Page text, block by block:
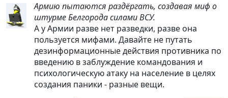
Армию пытаются раздёргать, создавая миф о
штурме Белгорода силами ВСУ.
А у Армии разве нет разведки, разве она
пользуется мифами. Давайте не путать
дезинформационные действия противника по
введению в заблуждение командования и
психологическую атаку на население в целях
создания паники - разные вещи.